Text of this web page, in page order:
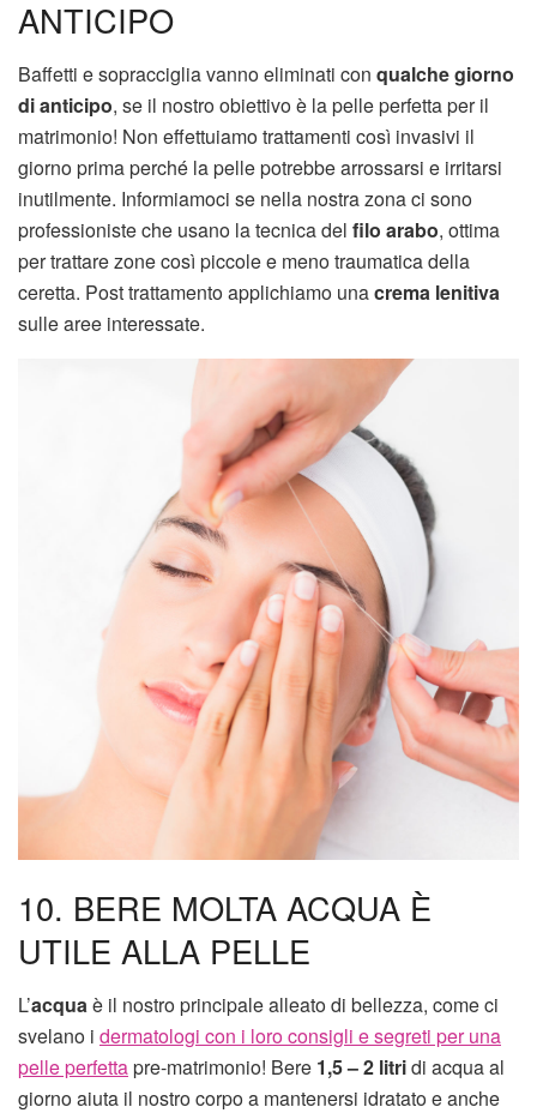
ANTICIPO
Baffetti e sopracciglia vanno eliminati con qualche giorno
di anticipo, se il nostro obiettivo è la pelle perfetta per il
matrimonio! Non effettuiamo trattamenti così invasivi il
giorno prima perché la pelle potrebbe arrossarsi e irritarsi
inutilmente. Informiamoci se nella nostra zona ci sono
professioniste che usano la tecnica del filo arabo, ottima
per trattare zone così piccole e meno traumatica della
ceretta. Post trattamento applichiamo unacrema lenitiva
sulle aree interessate.
10. BERE MOLTA ACQUA È
UTILE ALLA PELLE
L’acquaè il nostro principale alleato di bellezza, come ci
svelano i dermatologi con i loro consigli e segreti per una
pelle perfettapre-matrimonio! Bere 1,5 – 2 litridi acqua al
giorno aiuta il nostro corpo a mantenersi idratato e anche